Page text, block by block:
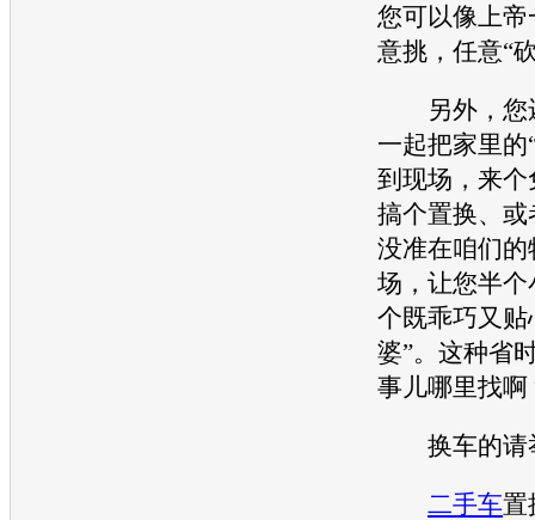
您可以像上
意挑，任意“
另外，您
一起把家里的
到现场，来
搞个置换、
没准在咱们
场，让您半
个既乖巧又贴
婆”。这种省
事儿哪里找
换车的请
二手车置